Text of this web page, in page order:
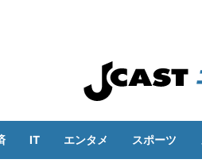
IT エンタメ スポーツ